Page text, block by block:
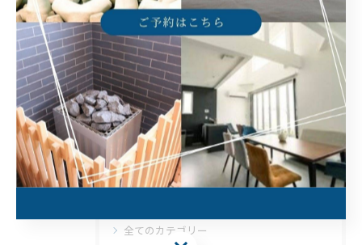
関連タグ
#旅行 #プライベート空間 #貸別荘
#兵庫県
#ヴィラ
#淡路島
カテゴリー
全てのカテゴリー